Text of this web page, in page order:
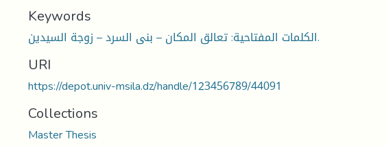
Keywords
الكلمات المفتاحية: تعالق المكان – بنى السرد – زوجة السيدين.
URI
https://depot.univ-msila.dz/handle/123456789/44091
Collections
Master Thesis